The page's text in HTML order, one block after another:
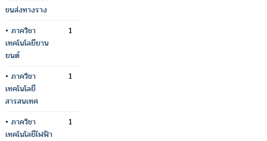
ขนส่งทางราง
• ภาควิชา
เทคโนโลยียาน
ยนต์
1
• ภาควิชา
เทคโนโลยี
สารสนเทศ
1
• ภาควิชา
เทคโนโลยีไฟฟ้า
1